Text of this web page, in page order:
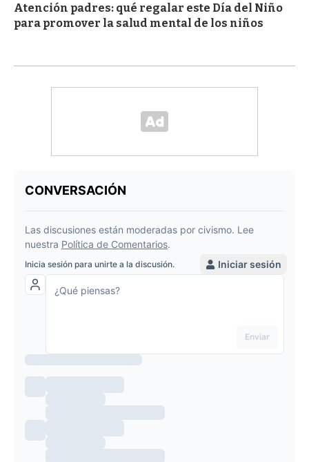
Atención padres: qué regalar este Día del Niño
para promover la salud mental de los niños